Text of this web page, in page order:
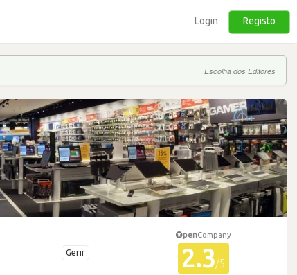
Login Registo
Escolha dos Editores
Gerir
penCompany
2.3/5